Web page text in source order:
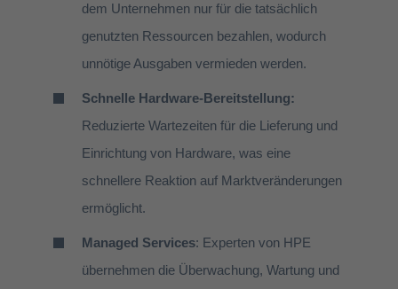
dem Unternehmen nur für die tatsächlich
genutzten Ressourcen bezahlen, wodurch
unnötige Ausgaben vermieden werden.
Schnelle Hardware-Bereitstellung:
Reduzierte Wartezeiten für die Lieferung und
Einrichtung von Hardware, was eine
schnellere Reaktion auf Marktveränderungen
ermöglicht.
Managed Services: Experten von HPE
übernehmen die Überwachung, Wartung und